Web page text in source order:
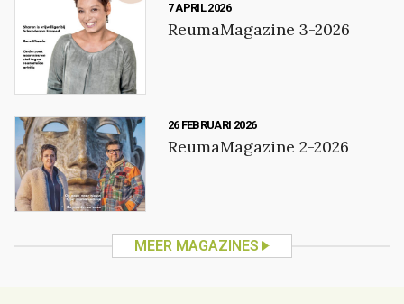
7 APRIL 2026
ReumaMagazine 3-2026
26 FEBRUARI 2026
ReumaMagazine 2-2026
MEER MAGAZINES